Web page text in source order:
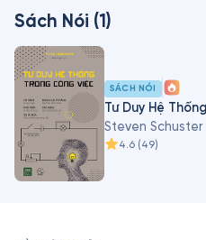
Sách Nói (1)
SÁCH NÓI
Tư Duy Hệ
Steven Schuster
4.6 (49)